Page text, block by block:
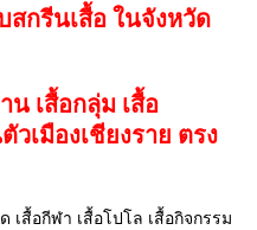
สกรีนเสื้อ ในจังหวัด
น เสื้อกลุ่ม เสื้อ
วเมืองเชียงราย ตรง
เสื้อกีฬา เสื้อโปโล เสื้อกิจกรรม